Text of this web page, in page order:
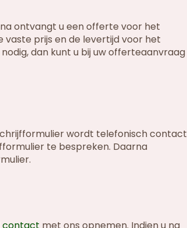
ontvangt u een offerte voor het
prijs en de levertijd voor het
dan kunt u bij uw offerteaanvraag
wordt telefonisch contact
te bespreken. Daarna